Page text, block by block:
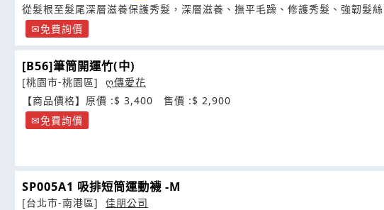
從髮根至髮尾深層滋養保護秀髮，深層滋養、撫平毛躁、修護秀髮、強韌髮絲
免費詢價
[B56]筆筒開運竹(中)
[桃園市-桃園區]
ღ傳愛花
【商品價格】原價 :$ 3,400 售價 :$ 2,900
免費詢價
SP005A1 吸排短筒運動襪 -M
[台北市-南港區]
佳朋公司